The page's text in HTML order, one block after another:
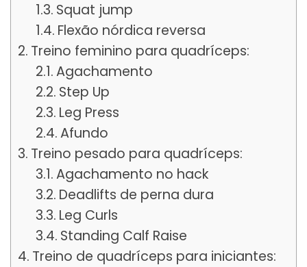
Squat jump
Flexão nórdica reversa
Treino feminino para quadríceps:
Agachamento
Step Up
Leg Press
Afundo
Treino pesado para quadríceps:
Agachamento no hack
Deadlifts de perna dura
Leg Curls
Standing Calf Raise
Treino de quadríceps para iniciantes: